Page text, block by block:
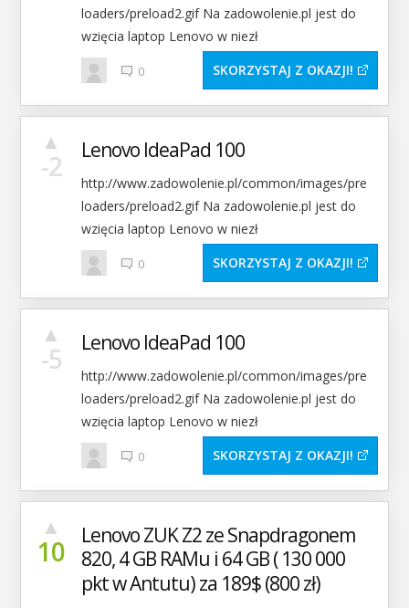
loaders/preload2.gif Na zadowolenie.pl jest do
wzięcia laptop Lenovo w niezł
0 SKORZYSTAJ Z OKAZJI
-2
▲ Lenovo IdeaPad 100
http://www.zadowolenie.pl/common/images/pre
loaders/preload2.gif Na zadowolenie.pl jest do
wzięcia laptop Lenovo w niezł
0 SKORZYSTAJ Z OKAZJI
-5
▲ Lenovo IdeaPad 100
http://www.zadowolenie.pl/common/images/pre
loaders/preload2.gif Na zadowolenie.pl jest do
wzięcia laptop Lenovo w niezł
0 SKORZYSTAJ Z OKAZJI
10
▲
Lenovo ZUK Z2 ze Snapdragonem
820, 4 GB RAMu i 64 GB ( 130 000
pkt w Antutu) za 189$ (800 zł)